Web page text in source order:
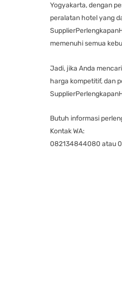
Yogyakarta, dengan
peralatan hotel yang
memenuhi semua
Jadi, jika Anda
harga kompetitif, dan
Butuh informasi
Kontak WA:
082134844080 atau